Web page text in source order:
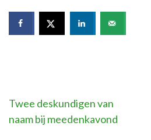
Bericht
navigatie
Twee deskundigen van
naam bij meedenkavond